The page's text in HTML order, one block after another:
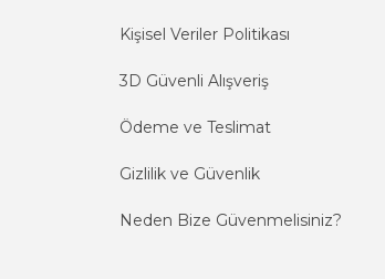
Kişisel Veriler Politikası
3D Güvenli Alışveriş
Ödeme ve Teslimat
Gizlilik ve Güvenlik
Neden Bize Güvenmelisiniz?